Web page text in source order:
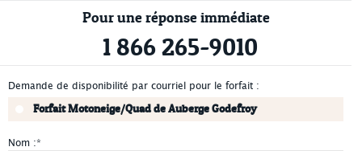
Pour une réponse immédiate
1 866 265-9010
Demande de disponibilité par courriel pour le forfait :
Forfait Motoneige/Quad de Auberge Godefroy
Nom :*